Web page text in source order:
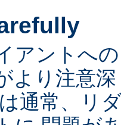
アントへ
より注意
通常、リ